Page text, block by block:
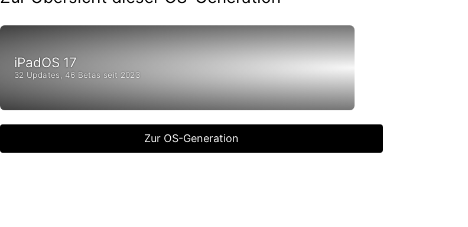
iPadOS 17
32 Updates, 46 Betas seit 2023
Zur OS-Generation